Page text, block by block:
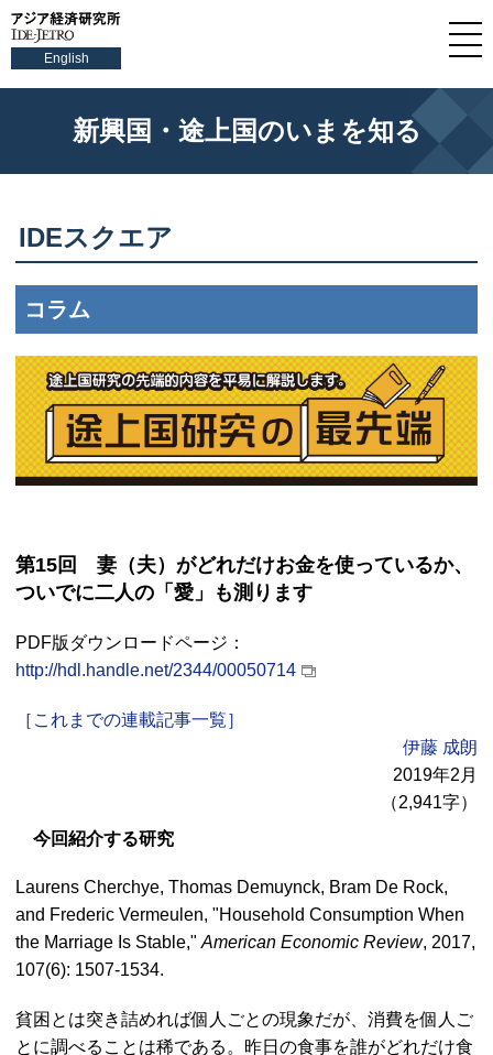
English
新興国・途上国のいまを知る
IDEスクエア
コラム
第15回 妻（夫）がどれだけお金を使っているか、
ついでに二人の「愛」も測ります
PDF版ダウンロードページ：
http://hdl.handle.net/2344/00050714
［これまでの連載記事一覧］
伊藤 成朗
2019年2月
（2,941字）
今回紹介する研究
Laurens Cherchye, Thomas Demuynck, Bram De Rock,
and Frederic Vermeulen, "Household Consumption When
the Marriage Is Stable," American Economic Review, 2017,
107(6): 1507-1534.
貧困とは突き詰めれば個人ごとの現象だが、消費を個人ご
とに調べることは稀である。昨日の食事を誰がどれだけ食